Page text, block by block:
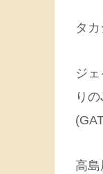
タ
ジ
り
高